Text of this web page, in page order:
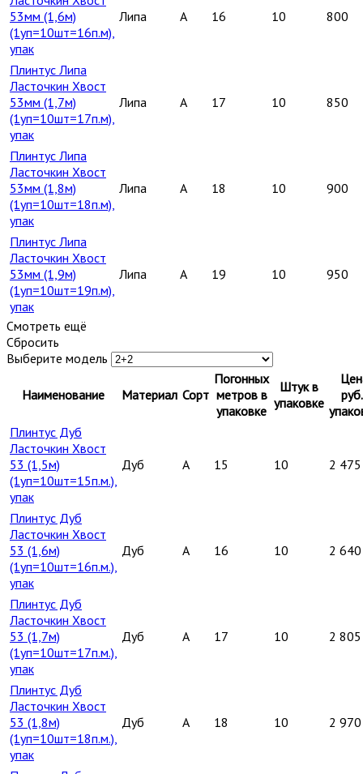
53мм (1,6м)
(1уп=10шт=16п.м),
упак
Липа A 16 10 800
Плинтус Липа
Ласточкин Хвост
53мм (1,7м)
(1уп=10шт=17п.м),
упак
Липа A 17 10 850
Плинтус Липа
Ласточкин Хвост
53мм (1,8м)
(1уп=10шт=18п.м),
упак
Липа A 18 10 900
Плинтус Липа
Ласточкин Хвост
53мм (1,9м)
(1уп=10шт=19п.м),
упак
Липа A 19 10 950
Смотреть ещё
Сбросить
Выберите модель
Наименование Материал Сорт
Погонных
метров в
упаковке
Штук в
упаковке
Плинтус Дуб
Ласточкин Хвост
53 (1,5м)
(1уп=10шт=15п.м.),
упак
Дуб A 15 10 2 475
Плинтус Дуб
Ласточкин Хвост
53 (1,6м)
(1уп=10шт=16п.м.),
упак
Дуб A 16 10 2 640
Плинтус Дуб
Ласточкин Хвост
53 (1,7м)
(1уп=10шт=17п.м.),
упак
Дуб A 17 10 2 805
Плинтус Дуб
Ласточкин Хвост
53 (1,8м)
(1уп=10шт=18п.м.),
упак
Дуб A 18 10 2 970